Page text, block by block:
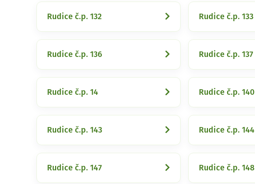
Rudice č.p. 132 Rudice č.p. 133
Rudice č.p. 136 Rudice č.p. 137
Rudice č.p. 14 Rudice č.p. 140
Rudice č.p. 143 Rudice č.p. 144
Rudice č.p. 147 Rudice č.p. 148